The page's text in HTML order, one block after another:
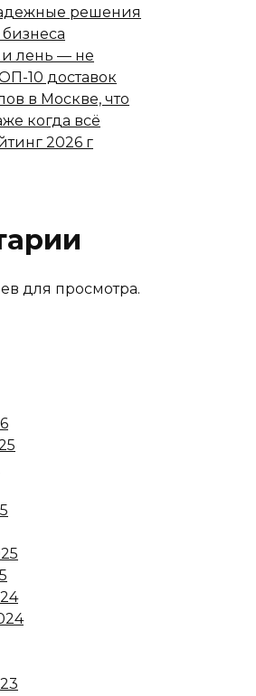
решения
и лень — не
10 доставок
в Москве, что
когда всё
2026 г
для просмотра.